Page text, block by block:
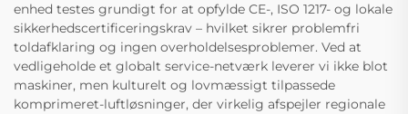
enhed testes grundigt for at opfylde CE-, ISO 1217- og lokale
sikkerhedscertificeringskrav – hvilket sikrer problemfri
toldafklaring og ingen overholdelsesproblemer. Ved at
vedligeholde et globalt service-netværk leverer vi ikke blot
maskiner, men kulturelt og lovmæssigt tilpassede
komprimeret-luftløsninger, der virkelig afspejler regionale